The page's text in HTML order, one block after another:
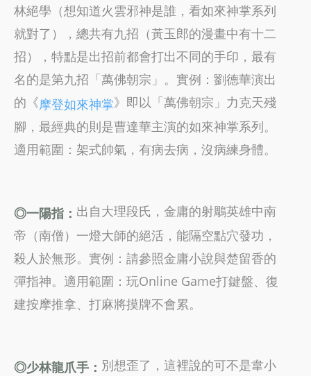
林絕學（想知道火雲邪神是誰，看如來神掌系列
就對了），總共有九招（黃玉郎的漫畫中有十二
招），特點是出招前都會打出不同的手印，最有
名的是第九招「萬佛朝宗」。實例：劉德華演出
的《摩登如來神掌》即以「萬佛朝宗」力克天殘
腳，最經典的則是曹達華主演的如來神掌系列。
適用範圍：架式帥氣，有病去病，沒病練身體。
◎一陽指： 出自大理段氏，金庸的射鵰英雄中南
帝（南僧）一燈大師的絕活，能隔空點穴發功，
殺人於無形。實例：請參照金庸小說與楚留香的
彈指神。適用範圍：玩Online Game打鍵盤、復
建按摩推拿、打麻將摸牌不會累。
◎少林龍爪手： 別想歪了，這裡說的可不是韋小